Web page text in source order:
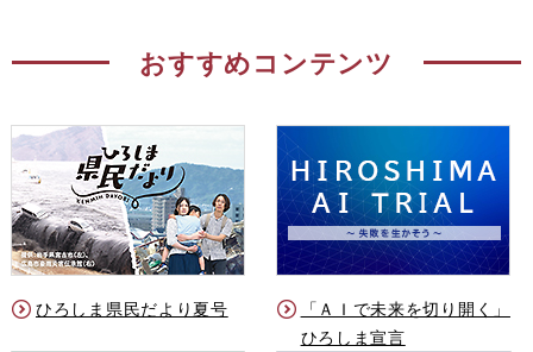
おすすめコンテンツ
ひろしま県民だより夏号
「ＡＩで未来を切り開く」
ひろしま宣言